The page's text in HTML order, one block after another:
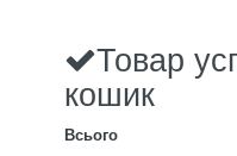
Товар
кошик
Всього